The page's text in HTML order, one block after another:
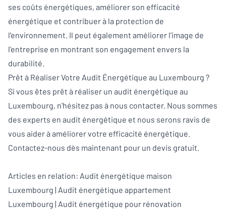
ses coûts énergétiques, améliorer son efficacité
énergétique et contribuer à la protection de
l'environnement. Il peut également améliorer l'image de
l'entreprise en montrant son engagement envers la
durabilité.
Prêt à Réaliser Votre Audit Énergétique au Luxembourg ?
Si vous êtes prêt à réaliser un audit énergétique au
Luxembourg, n'hésitez pas à nous contacter. Nous sommes
des experts en audit énergétique et nous serons ravis de
vous aider à améliorer votre efficacité énergétique.
Contactez-nous dès maintenant pour un devis gratuit.
Articles en relation: Audit énergétique maison
Luxembourg | Audit énergétique appartement
Luxembourg | Audit énergétique pour rénovation